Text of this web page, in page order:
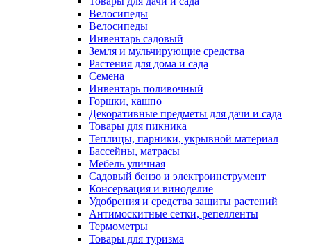
Велосипеды
Велосипеды
Инвентарь садовый
Земля и мульчирующие средства
Растения для дома и сада
Семена
Инвентарь поливочный
Горшки, кашпо
Декоративные предметы для дачи и сада
Товары для пикника
Теплицы, парники, укрывной материал
Бассейны, матрасы
Мебель уличная
Садовый бензо и электроинструмент
Консервация и виноделие
Удобрения и средства защиты растений
Антимоскитные сетки, репелленты
Термометры
Товары для туризма